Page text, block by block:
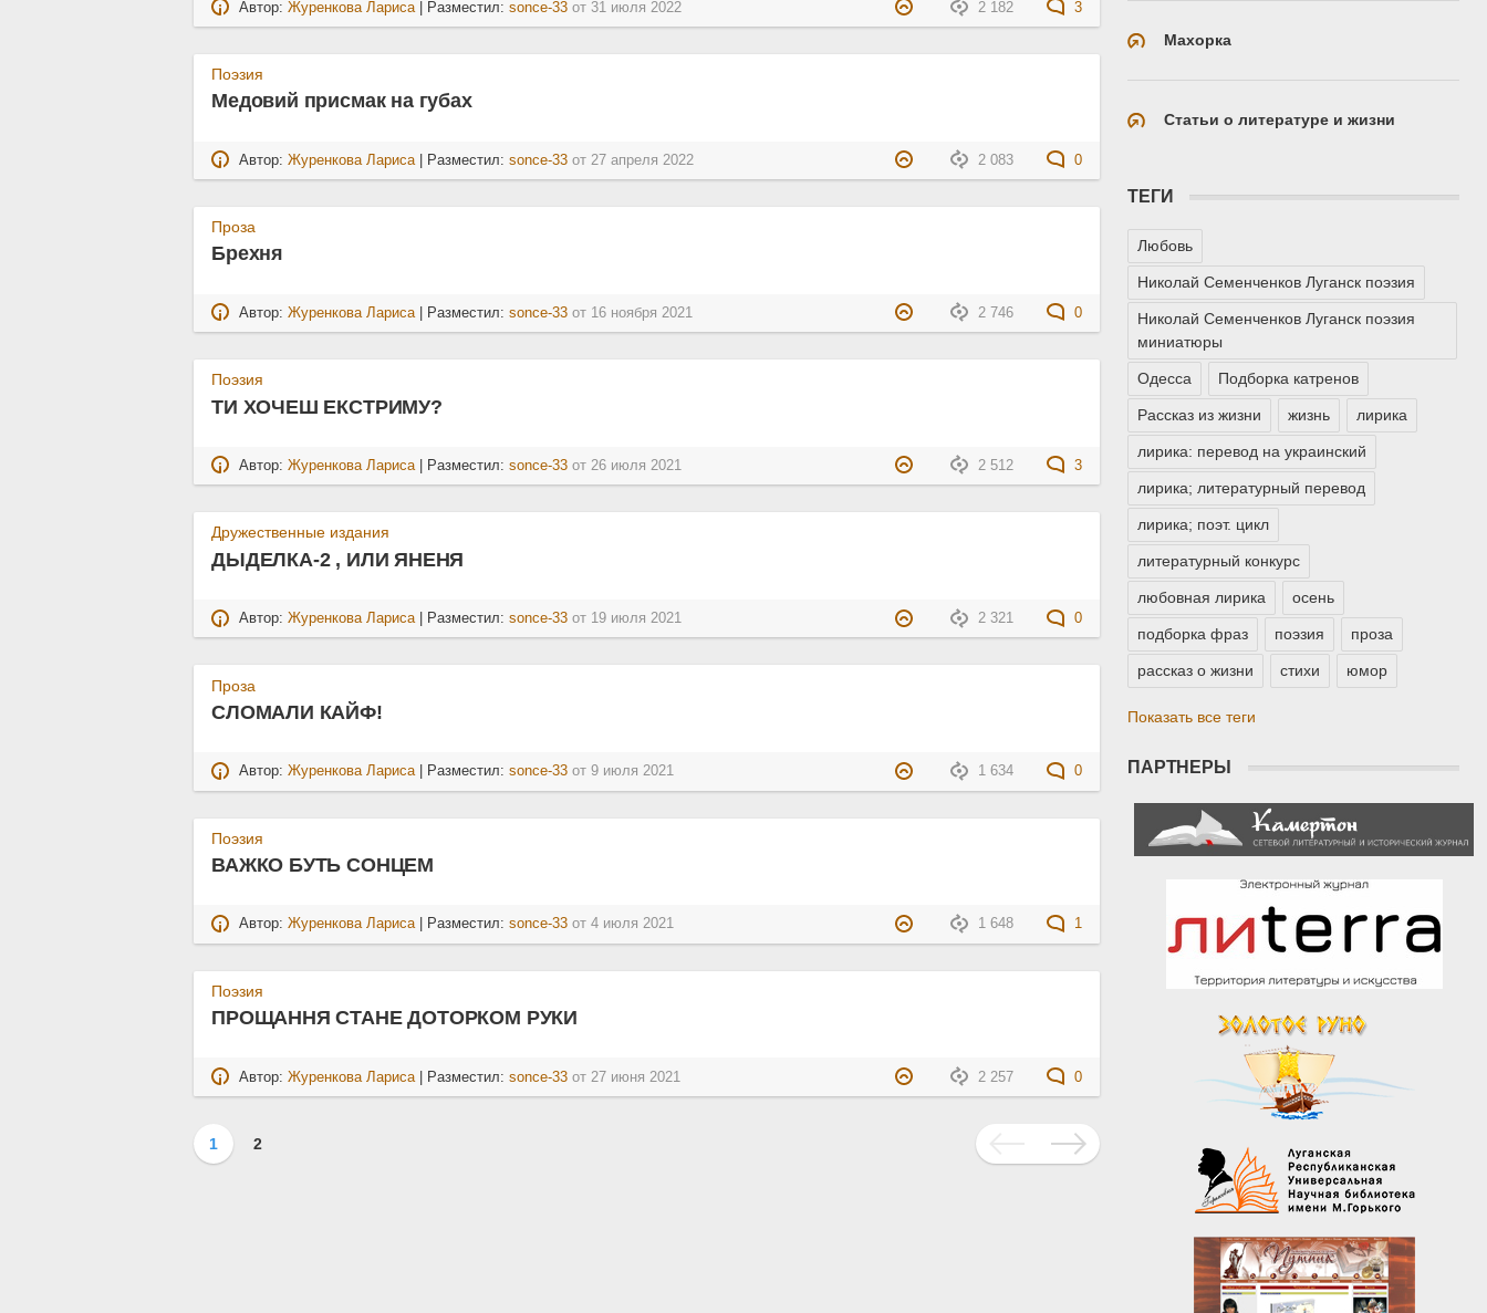
2 182 3
Автор:Журенкова Лариса | Разместил:sonce-33 от 31 июля 2022
Поэзия
Медовий присмак на губах
2 083 0
Автор:Журенкова Лариса | Разместил:sonce-33 от 27 апреля 2022
Проза
Брехня
2 746 0
Автор:Журенкова Лариса| Разместил:sonce-33 от 16 ноября 2021
Поэзия
ТИ ХОЧЕШ ЕКСТРИМУ?
2 512 3
Автор:Журенкова Лариса| Разместил:sonce-33 от26 июля 2021
Дружественные издания
ДЫДЕЛКА-2 , ИЛИ ЯНЕНЯ
2 321 0
Автор:Журенкова Лариса| Разместил:sonce-33 от 19 июля 2021
Проза
СЛОМАЛИ КАЙФ!
1 634 0
Автор:Журенкова Лариса| Разместил:sonce-33 от9 июля 2021
Поэзия
ВАЖКО БУТЬ СОНЦЕМ
1 648 1
Автор:Журенкова Лариса| Разместил:sonce-33 от4 июля 2021
Поэзия
ПРОЩАННЯ СТАНЕ ДОТОРКОМ РУКИ
2 257 0
Автор:Журенкова Лариса | Разместил:sonce-33 от 27 июня 2021
1 2
Махорка
Статьи о литературе и жизни
ТЕГИ
Любовь
Николай Семенченков Луганск поэзия
Николай Семенченков Луганск поэзия
миниатюры
Одесса Подборка катренов
Рассказ из жизни жизнь лирика
лирика: перевод на украинский
лирика; литературный перевод
лирика; поэт. цикл
литературный конкурс
любовная лирика осень
подборка фраз поэзия проза
рассказ о жизни стихи юмор
Показать все теги
ПАРТНЕРЫ